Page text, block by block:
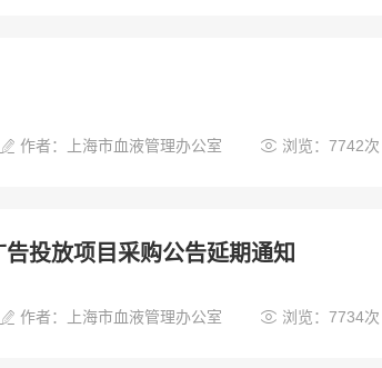
 作者：上海市血液管理办公室  浏览：7742次
投放项目采购公告延期通知
 作者：上海市血液管理办公室  浏览：7734次